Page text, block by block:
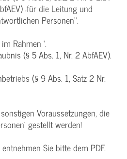
‚für die Leitung und
Personen‘‘.
Rahmen ‘.
(§ 5 Abs. 1, Nr. 2 AbfAEV).
(§ 9 Abs. 1, Satz 2 Nr.
Voraussetzungen, die
gestellt werden!
Sie bitte dem PDF.